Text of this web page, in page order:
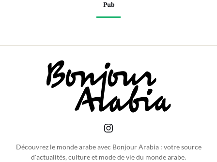
Pub
Découvrez le monde arabe avec Bonjour Arabia : votre source
d'actualités, culture et mode de vie du monde arabe.